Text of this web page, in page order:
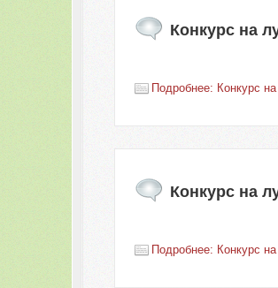
Конкурс на
Подробнее: Конкурс
Конкурс на
Подробнее: Конкурс